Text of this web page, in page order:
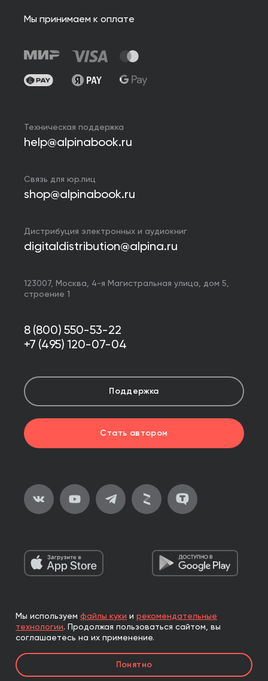
Мы принимаем к оплате
Техническая поддержка
help@alpinabook.ru
Связь для юр.лиц
shop@alpinabook.ru
Дистрибуция электронных и аудиокниг
digitaldistribution@alpina.ru
123007, Москва, 4-я Магистральная улица, дом 5,
строение 1
8 (800) 550-53-22
+7 (495) 120-07-04
Поддержка
Стать автором
2026, ООО «Альпина Паблишер»
Все права защищены
Книги реализуются ООО «Альпина Паблишер»
по договору комиссии с ООО «Альпина нон-фикшн»,
по договору комиссии с ООО «Альпина ПРО».
Мы используем файлы куки и рекомендательные
технологии. Продолжая пользоваться сайтом, вы
соглашаетесь на их применение.
Понятно